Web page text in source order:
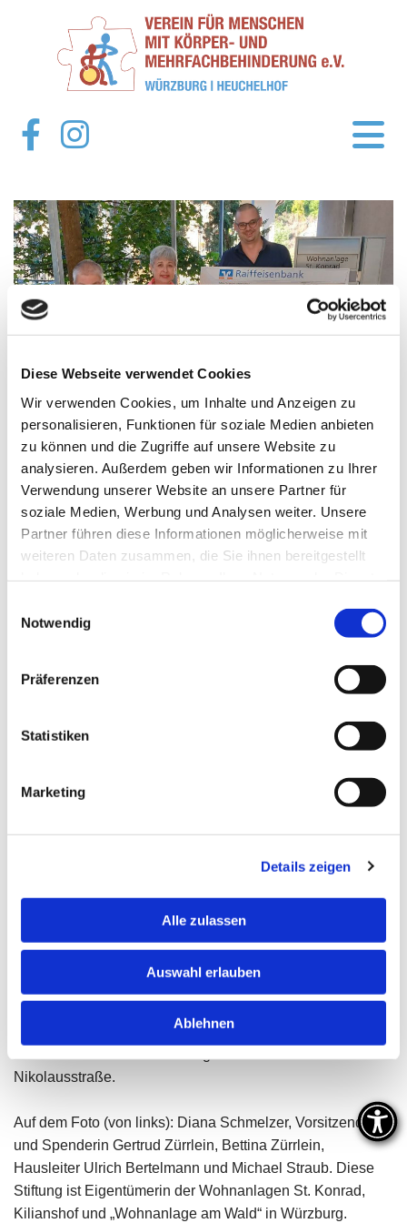
Diese Webseite verwendet Cookies
Wir verwenden Cookies, um Inhalte und Anzeigen zu
personalisieren, Funktionen für soziale Medien anbieten
zu können und die Zugriffe auf unsere Website zu
analysieren. Außerdem geben wir Informationen zu Ihrer
Verwendung unserer Website an unsere Partner für
soziale Medien, Werbung und Analysen weiter. Unsere
Partner führen diese Informationen möglicherweise mit
weiteren Daten zusammen, die Sie ihnen bereitgestellt
Notwendig
Präferenzen
Statistiken
Marketing
Details zeigen
Alle zulassen
Auswahl erlauben
Ablehnen
19.09.2023
Geburtstagsspende
Im Juli feierte Gertrud Zürrlein ihren 60. Geburtstag. Sie ist
Menschen mit Behinderung. Die Stiftung hat ihren Sitz in
Stiftungsvorsitzende Zürrlein, auf persönliche Geschenke
zu verzichten. Stattdessen wünschte sie sich Geld für die
finanzielle Unterstützung und Spenden angewiesen ist.
Dass auf diese Weise 1530 Euro zusammen gekommen
sind, freute Gertrud Zürrlein. Sie ist ihrer Familie, ihren
rundete die Stiftungsvorsitzende auf 1600 Euro auf. Nun
übergab sie die Geburtstagsspende an Ulrich Bertelmann,
Nikolausstraße.
Auf dem Foto (von links): Diana Schmelzer, Vorsitzende
und Spenderin Gertrud Zürrlein, Bettina Zürrlein,
Hausleiter Ulrich Bertelmann und Michael Straub. Diese
Stiftung ist Eigentümerin der Wohnanlagen St. Konrad,
Kilianshof und „Wohnanlage am Wald“ in Würzburg.